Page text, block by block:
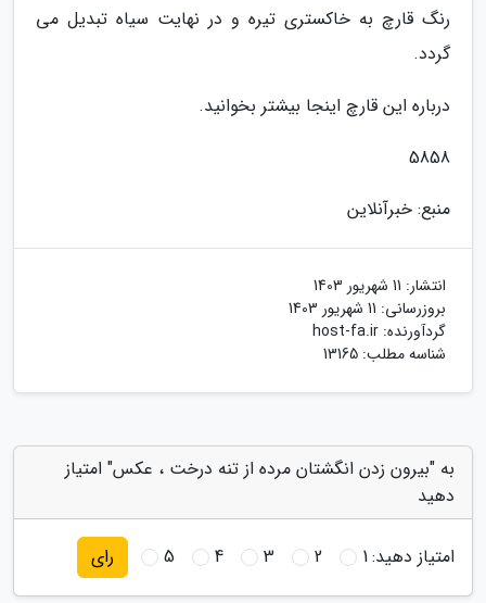
رنگ قارچ به خاکستری تیره و در نهایت سیاه تبدیل می
گردد.
درباره این قارچ اینجا بیشتر بخوانید.
5858
منبع: خبرآنلاین
انتشار: 11 شهریور 1403
بروزرسانی: 11 شهریور 1403
گردآورنده: host-fa.ir
شناسه مطلب: 13165
به "بیرون زدن انگشتان مرده از تنه درخت ، عکس" امتیاز
دهید
امتیاز دهید:1
2
3
4
5 رای